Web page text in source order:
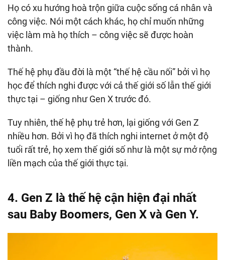
Họ có xu hướng hoà trộn giữa cuộc sống cá nhân và
công việc. Nói một cách khác, họ chỉ muốn những
việc làm mà họ thích – công việc sẽ được hoàn
thành.
Thế hệ phụ đầu đời là một “thế hệ cầu nối” bởi vì họ
học để thích nghi được với cả thế giới số lẫn thế giới
thực tại – giống như Gen X trước đó.
Tuy nhiên, thế hệ phụ trẻ hơn, lại giống với Gen Z
nhiều hơn. Bởi vì họ đã thích nghi internet ở một độ
tuổi rất trẻ, họ xem thế giới số như là một sự mở rộng
liền mạch của thế giới thực tại.
4. Gen Z là thế hệ cận hiện đại nhất
sau Baby Boomers, Gen X và Gen Y.